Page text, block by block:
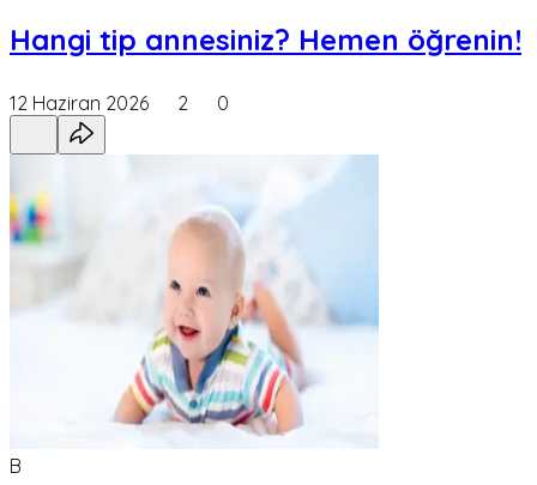
Hangi tip annesiniz? Hemen öğrenin!
12 Haziran 2026 2 0
B